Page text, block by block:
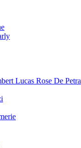
Lucas Rose De Petra